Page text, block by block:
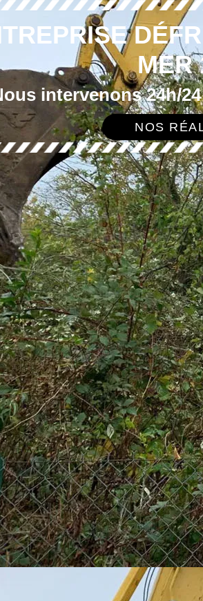
MER
intervenons 24h/
NOS